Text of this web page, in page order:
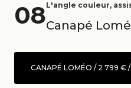
08L'angle couleur,
Canapé
CANAPÉ LOMÉO / 2 799 €